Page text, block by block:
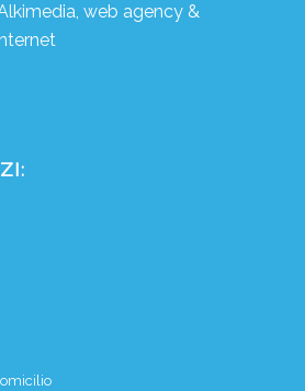
web agency&